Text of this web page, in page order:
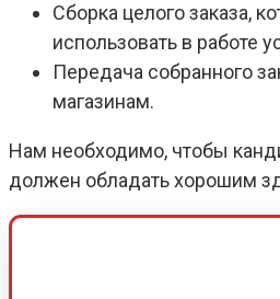
Сборка целого заказа,
использовать в работе
Передача собранного
магазинам.
Нам необходимо, чтобы
должен обладать хорошим